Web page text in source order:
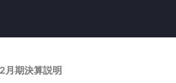
月期決算説明